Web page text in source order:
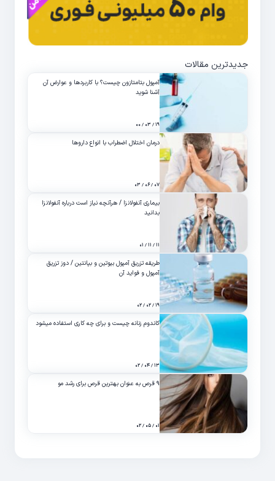
جدیدترین مقالات
آمپول بتامتازون چیست؟ با کاربردها و عوارض آن
آشنا شوید
۱۹ / ۰۳ / ۰۰
درمان اختلال اضطراب با انواع داروها
۰۷ / ۰۶ / ۰۳
بیماری آنفولانزا / هرآنچه نیاز است درباره آنفولانزا
بدانید
۱۱ / ۱۱ / ۰۱
طریقه تزریق آمپول بیوتین و بپانتین / دوز تزریق
آمپول و فواید آن
۱۹ / ۰۲ / ۰۲
کاندوم زنانه چیست و برای چه کاری استفاده میشود
۱۳ / ۰۴ / ۰۲
۹ قرص به عنوان بهترین قرص برای رشد مو
۰۱ / ۰۵ / ۰۲